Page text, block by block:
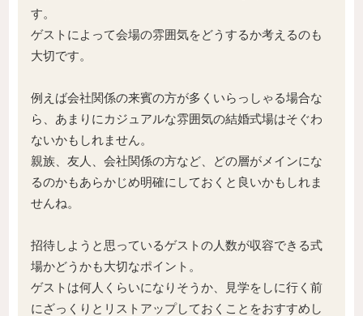
す。
ゲストによって会場の雰囲気をどうするか考えるのも
大切です。
例えば会社関係の来賓の方が多くいらっしゃる場合な
ら、あまりにカジュアルな雰囲気の結婚式場はそぐわ
ないかもしれません。
親族、友人、会社関係の方など、どの層がメインにな
るのかもあらかじめ明確にしておくと良いかもしれま
せんね。
招待しようと思っているゲストの人数が収容できる式
場かどうかも大切なポイント。
ゲストは何人くらいになりそうか、見学をしに行く前
にざっくりとリストアップしておくことをおすすめし